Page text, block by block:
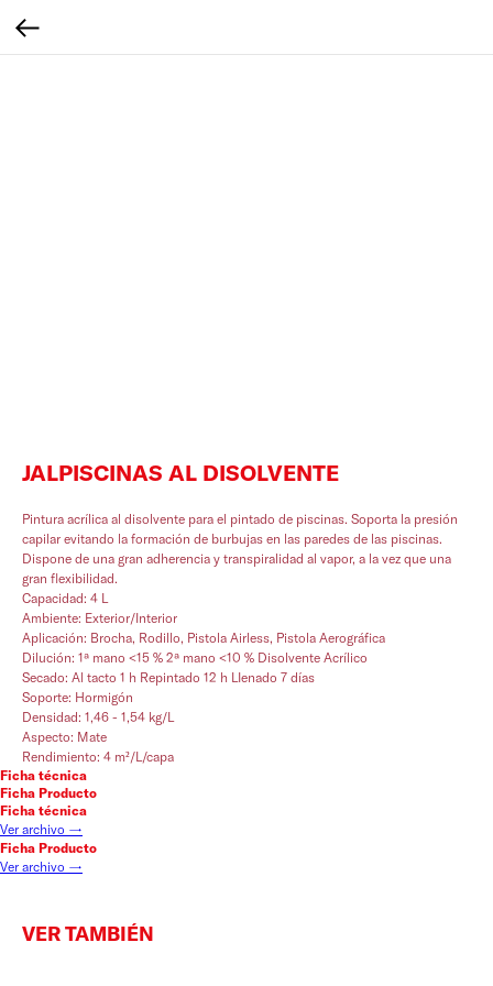
JALPISCINAS AL DISOLVENTE
Pintura acrílica al disolvente para el pintado de piscinas. Soporta la presión
capilar evitando la formación de burbujas en las paredes de las piscinas.
Dispone de una gran adherencia y transpiralidad al vapor, a la vez que una
gran flexibilidad.
Capacidad: 4 L
Ambiente: Exterior/Interior
Aplicación: Brocha, Rodillo, Pistola Airless, Pistola Aerográfica
Dilución: 1ª mano <15 % 2ª mano <10 % Disolvente Acrílico
Secado: Al tacto 1 h Repintado 12 h LIenado 7 días
Soporte: Hormigón
Densidad: 1,46 - 1,54 kg/L
Aspecto: Mate
Rendimiento: 4 m²/L/capa
Ficha técnica
Ficha Producto
Ficha técnica
Ver archivo →
Ficha Producto
Ver archivo →
VER TAMBIÉN